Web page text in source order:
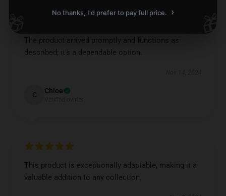
The product arrived promptly and functions as
described; it’s a dependable option.
C Chloe
This product is exceptionally adaptable, making it a
valuable addition to any collection.
No thanks, I'd prefer to pay full price. ›
🎁 🎁